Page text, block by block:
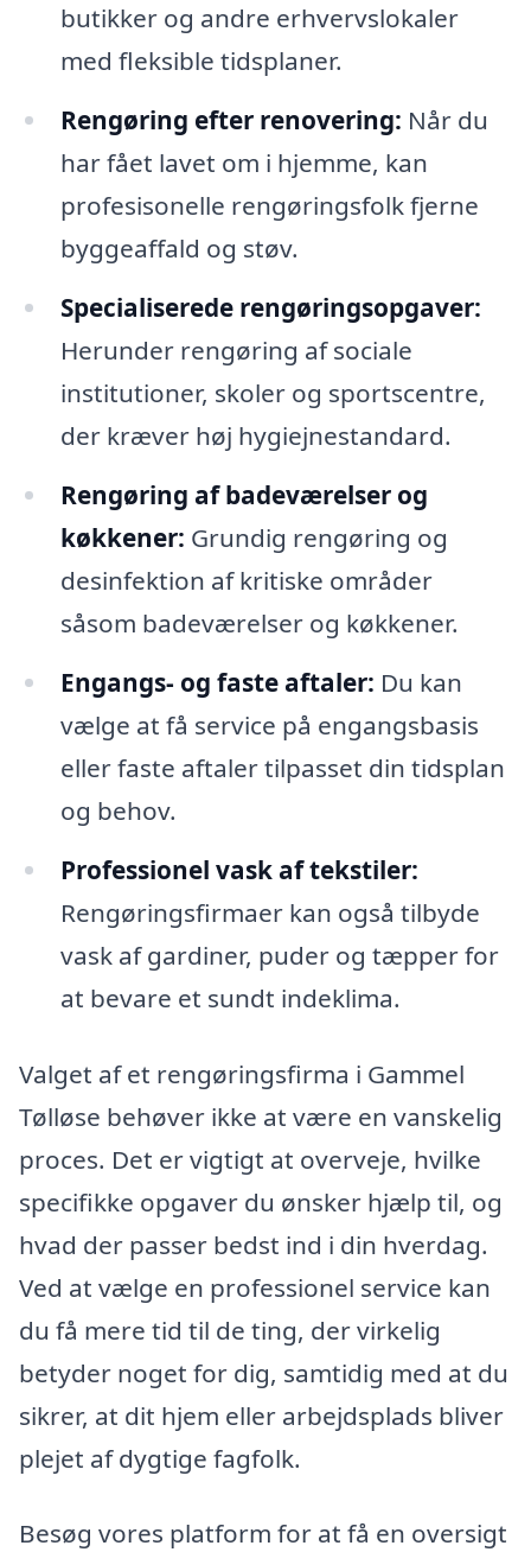
butikker og andre erhvervslokaler
med fleksible tidsplaner.
Rengøring efter renovering: Når du
har fået lavet om i hjemme, kan
profesisonelle rengøringsfolk fjerne
byggeaffald og støv.
Specialiserede rengøringsopgaver:
Herunder rengøring af sociale
institutioner, skoler og sportscentre,
der kræver høj hygiejnestandard.
Rengøring af badeværelser og
køkkener: Grundig rengøring og
desinfektion af kritiske områder
såsom badeværelser og køkkener.
Engangs- og faste aftaler: Du kan
vælge at få service på engangsbasis
eller faste aftaler tilpasset din tidsplan
og behov.
Professionel vask af tekstiler:
Rengøringsfirmaer kan også tilbyde
vask af gardiner, puder og tæpper for
at bevare et sundt indeklima.
Valget af et rengøringsfirma i Gammel
Tølløse behøver ikke at være en vanskelig
proces. Det er vigtigt at overveje, hvilke
specifikke opgaver du ønsker hjælp til, og
hvad der passer bedst ind i din hverdag.
Ved at vælge en professionel service kan
du få mere tid til de ting, der virkelig
betyder noget for dig, samtidig med at du
sikrer, at dit hjem eller arbejdsplads bliver
plejet af dygtige fagfolk.
Besøg vores platform for at få en oversigt